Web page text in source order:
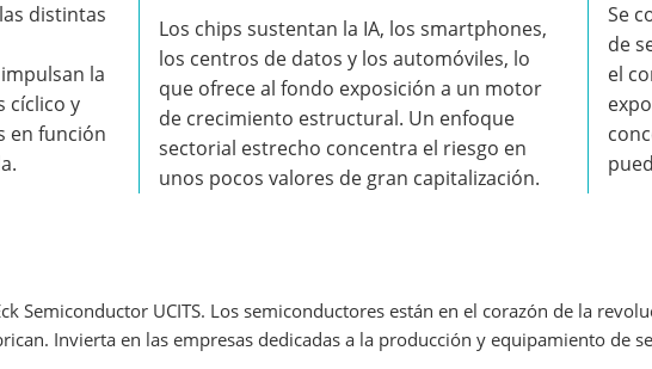
distintas
la
cíclico y
en función
Los chips sustentan la IA, los smartphones,
los centros de datos y los automóviles, lo
que ofrece al fondo exposición a un motor
de crecimiento estructural. Un enfoque
sectorial estrecho concentra el riesgo en
unos pocos valores de gran capitalización.
Se
de
el
Semiconductor UCITS. Los semiconductores están en el corazón de la
Invierta en las empresas dedicadas a la producción y equipamiento de